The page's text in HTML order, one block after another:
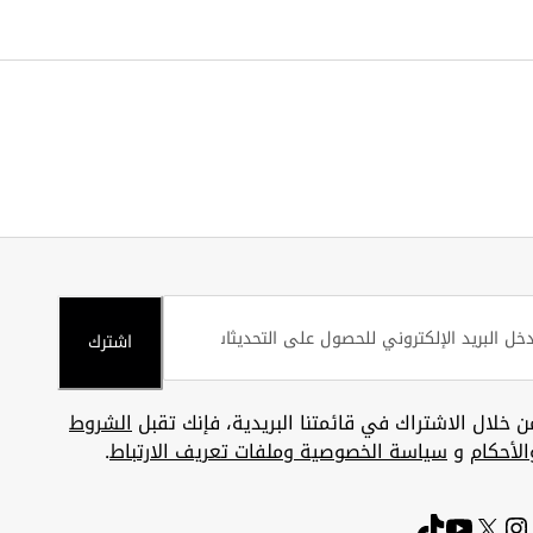
اشترك
خلال الاشتراك في قائمتنا البريدية، فإنك تقبلالشروط
وسياسة الخصوصية وملفات تعريف الارتباط.